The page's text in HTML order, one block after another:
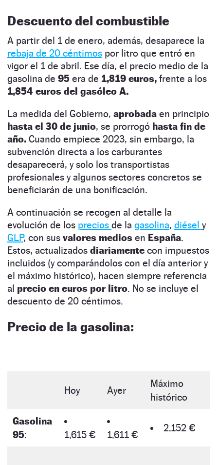
Descuento del combustible
A partir del 1 de enero, además, desaparece la
rebaja de 20 céntimos por litro que entró en
vigor el 1 de abril. Ese día, el precio medio de la
gasolina de 95 era de 1,819 euros, frente a los
1,854 euros del gasóleo A.
La medida del Gobierno, aprobada en principio
hasta el 30 de junio, se prorrogó hasta fin de
año. Cuando empiece 2023, sin embargo, la
subvención directa a los carburantes
desaparecerá, y solo los transportistas
profesionales y algunos sectores concretos se
beneficiarán de una bonificación.
A continuación se recogen al detalle la
evolución de los precios de la gasolina, diésel y
GLP, con sus valores medios en España.
Estos, actualizados diariamente con impuestos
incluidos (y comparándolos con el día anterior y
el máximo histórico), hacen siempre referencia
al precio en euros por litro. No se incluye el
descuento de 20 céntimos.
Precio de la gasolina:
Hoy Ayer
Máximo
histórico
Gasolina
95: 1,615 € 1,611 €
2,152 €